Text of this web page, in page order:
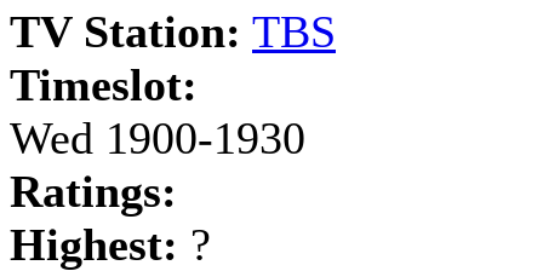
TV Station: TBS
Timeslot:
Wed 1900-1930
Ratings:
Highest: ?